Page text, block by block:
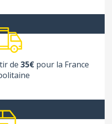
de 35€pour la France